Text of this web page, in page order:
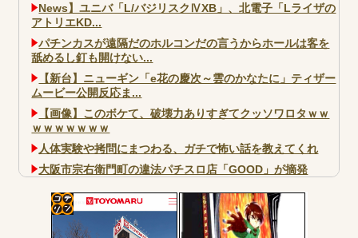
News】ユニバ「L/バジリスクⅣXB」、北電子「Lライザの
アトリエKD...
パチンカスが遠隔だのホルコンだの言うからホールは客を
舐めるし釘も開けない...
【新台】ニューギン「e花の慶次～雲のかなたに」ティザー
ムービー公開反応ま...
【画像】このボケて、破壊力ありすぎてクッソワロタｗｗ
ｗｗｗｗｗｗｗ
人体実験や拷問にまつわる、ガチで怖い話を教えてくれ
大阪市宗右衛門町の違法パチスロ店「GOOD」が摘発
パチンコで人気のないキャラを青色担当にするのやめろや
ワイ、パチンコ屋店員の目の前で会員カードを握り潰し
「今までありがとう」と...
コテ